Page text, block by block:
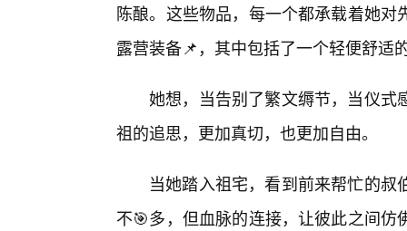
陈酿。这些物品，每一个都承载着她
露营装备📌，其中包括了一个轻便舒适
她想，当告别了繁文缛节，当仪式
祖的追思，更加真切，也更加自由。
当她踏入祖宅，看到前来帮忙的
不🎯多，但血脉的连接，让彼此之间